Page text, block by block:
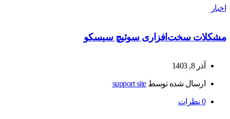
اخبار
مشکلات سخت‌افزاری سوئیچ سیسکو
آذر 8, 1403
ارسال شده توسطsupport site
0 نظرات